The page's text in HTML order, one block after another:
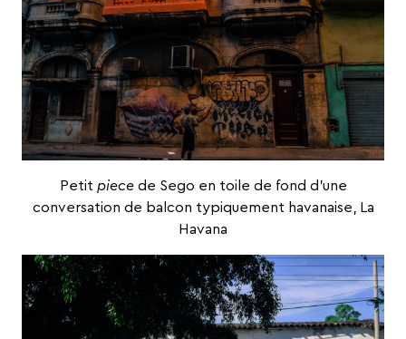
Petit piecede Sego en toile de fond d’une
conversation de balcon typiquement havanaise, La
Havana